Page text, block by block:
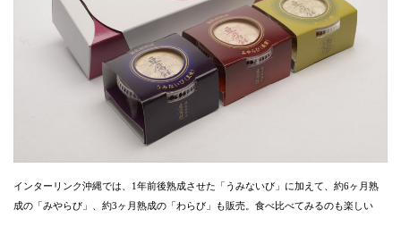
インターリンク沖縄では、1年前後熟成させた「うみないび」に加えて、約6ヶ月熟
成の「みやらび」、約3ヶ月熟成の「わらび」も販売。食べ比べてみるのも楽しい